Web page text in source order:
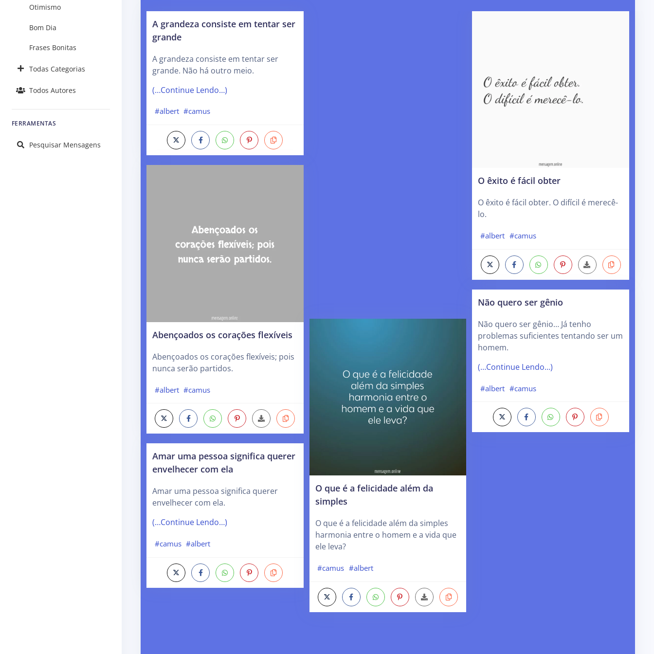
Otimismo
Bom Dia
Frases Bonitas
Todas Categorias
Todos Autores
FERRAMENTAS
Pesquisar Mensagens
A grandeza consiste em tentar ser
grande
A grandeza consiste em tentar ser
grande. Não há outro meio.
(…Continue Lendo…)
#albert #camus
Abençoados os corações flexíveis
Abençoados os corações flexíveis; pois
nunca serão partidos.
#albert #camus
Amar uma pessoa significa querer
envelhecer com ela
Amar uma pessoa significa querer
envelhecer com ela.
(…Continue Lendo…)
#camus #albert
O que é a felicidade além da
simples
O que é a felicidade além da simples
harmonia entre o homem e a vida que
ele leva?
#camus #albert
O êxito é fácil obter
O êxito é fácil obter. O difícil é merecê-
lo.
#albert #camus
Não quero ser gênio
Não quero ser gênio… Já tenho
problemas suficientes tentando ser um
homem.
(…Continue Lendo…)
#albert #camus